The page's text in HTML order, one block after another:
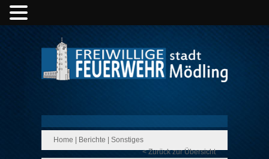
Home Berichte
Sonstiges
< Zurück zur Übersicht